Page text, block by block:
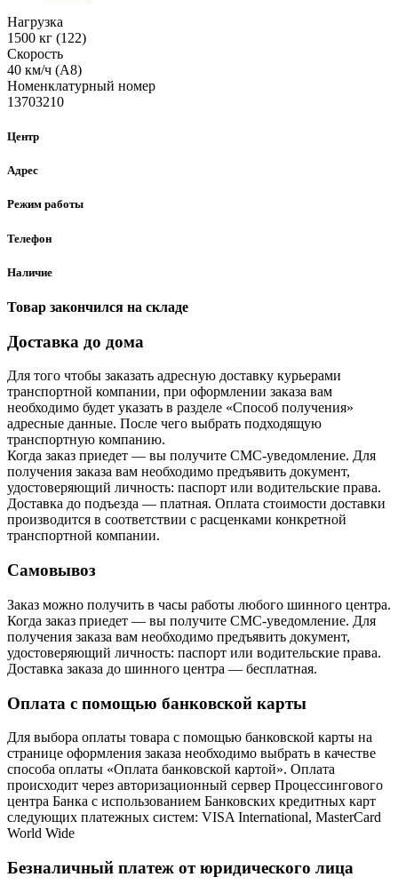
Нагрузка
1500 кг (122)
Скорость
40 км/ч (A8)
Номенклатурный номер
13703210
Центр
Адрес
Режим работы
Телефон
Наличие
Товар закончился на складе
Доставка до дома
Для того чтобы заказать адресную доставку курьерами
транспортной компании, при оформлении заказа вам
необходимо будет указать в разделе «Способ получения»
адресные данные. После чего выбрать подходящую
транспортную компанию.
Когда заказ приедет — вы получите СМС-уведомление. Для
получения заказа вам необходимо предъявить документ,
удостоверяющий личность: паспорт или водительские права.
Доставка до подъезда — платная. Оплата стоимости доставки
производится в соответствии с расценками конкретной
транспортной компании.
Самовывоз
Заказ можно получить в часы работы любого шинного центра.
Когда заказ приедет — вы получите СМС-уведомление. Для
получения заказа вам необходимо предъявить документ,
удостоверяющий личность: паспорт или водительские права.
Доставка заказа до шинного центра — бесплатная.
Оплата с помощью банковской карты
Для выбора оплаты товара с помощью банковской карты на
странице оформления заказа необходимо выбрать в качестве
способа оплаты «Оплата банковской картой». Оплата
происходит через авторизационный сервер Процессингового
центра Банка с использованием Банковских кредитных карт
следующих платежных систем: VISA International, MasterCard
World Wide
Безналичный платеж от юридического лица